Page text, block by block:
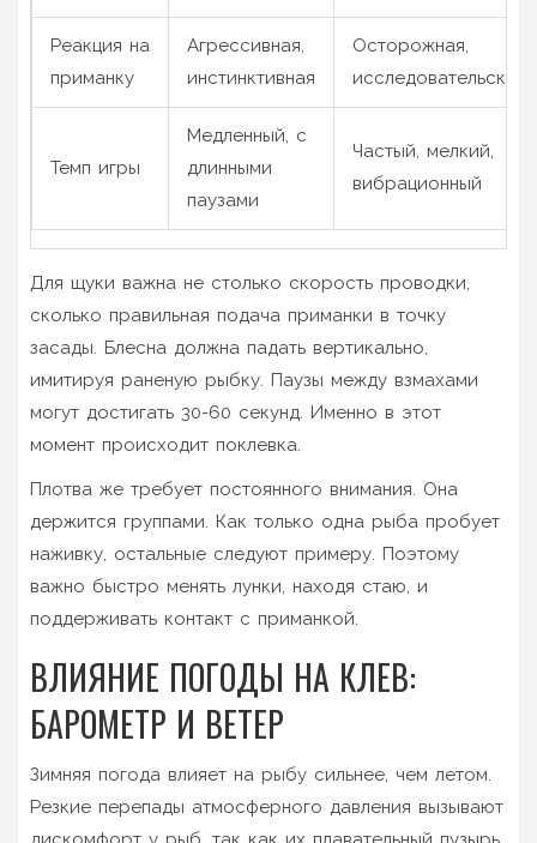
Реакция на
приманку
Агрессивная,
инстинктивная
Осторожная,
исследовательская
Темп игры
Медленный, с
длинными
паузами
Частый, мелкий,
вибрационный
Для щуки важна не столько скорость проводки,
сколько правильная подача приманки в точку
засады. Блесна должна падать вертикально,
имитируя раненую рыбку. Паузы между взмахами
могут достигать 30-60 секунд. Именно в этот
момент происходит поклевка.
Плотва же требует постоянного внимания. Она
держится группами. Как только одна рыба пробует
наживку, остальные следуют примеру. Поэтому
важно быстро менять лунки, находя стаю, и
поддерживать контакт с приманкой.
ВЛИЯНИЕ ПОГОДЫ НА КЛЕВ:
БАРОМЕТР И ВЕТЕР
Зимняя погода влияет на рыбу сильнее, чем летом.
Резкие перепады атмосферного давления вызывают